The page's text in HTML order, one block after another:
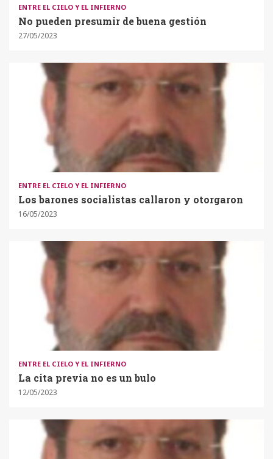
ENTRE EL CIELO Y EL INFIERNO
No pueden presumir de buena gestión
27/05/2023
ENTRE EL CIELO Y EL INFIERNO
Los barones socialistas callaron y otorgaron
16/05/2023
ENTRE EL CIELO Y EL INFIERNO
La cita previa no es un bulo
12/05/2023